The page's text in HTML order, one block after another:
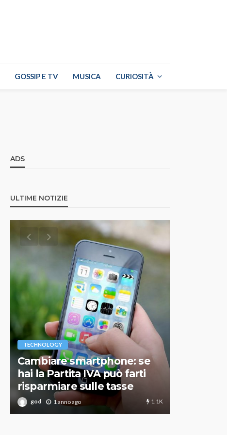
GOSSIP E TV MUSICA CURIOSITÀ
ADS
ULTIME NOTIZIE
TECHNOLOGY
Cambiare smartphone: se
hai la Partita IVA può farti
risparmiare sulle tasse
god 1 anno ago 1.1K